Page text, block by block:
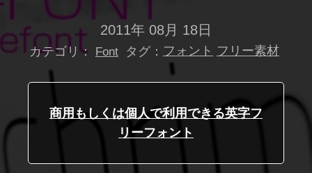
2011年 08月 18日
カテゴリ： Font タグ： フォント フリー素材
商用もしくは個人で利用できる英字フ
リーフォント